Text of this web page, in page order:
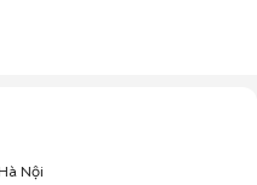
triệu
4G cũ bao nhiêu GB?
tình trạng đầy bộ nhớ sau này.
Nội